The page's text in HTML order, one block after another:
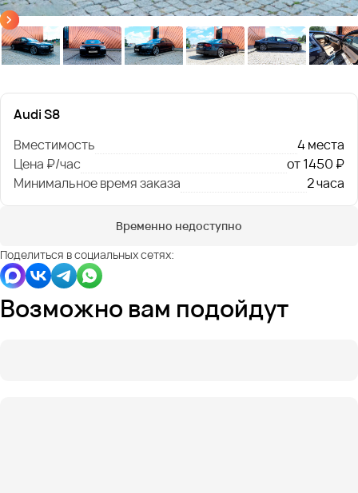
Audi S8
Вместимость
4 места
Цена ₽/час
от 1450 ₽
Минимальное время заказа
2 часа
Временно недоступно
Поделиться в социальных сетях:
Возможно вам подойдут